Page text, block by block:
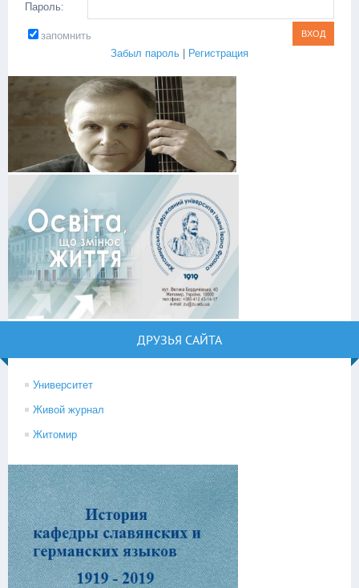
Пароль:
запомнить
Забыл пароль
Регистрация
ДРУЗЬЯ САЙТА
Университет
Живой журнал
Житомир